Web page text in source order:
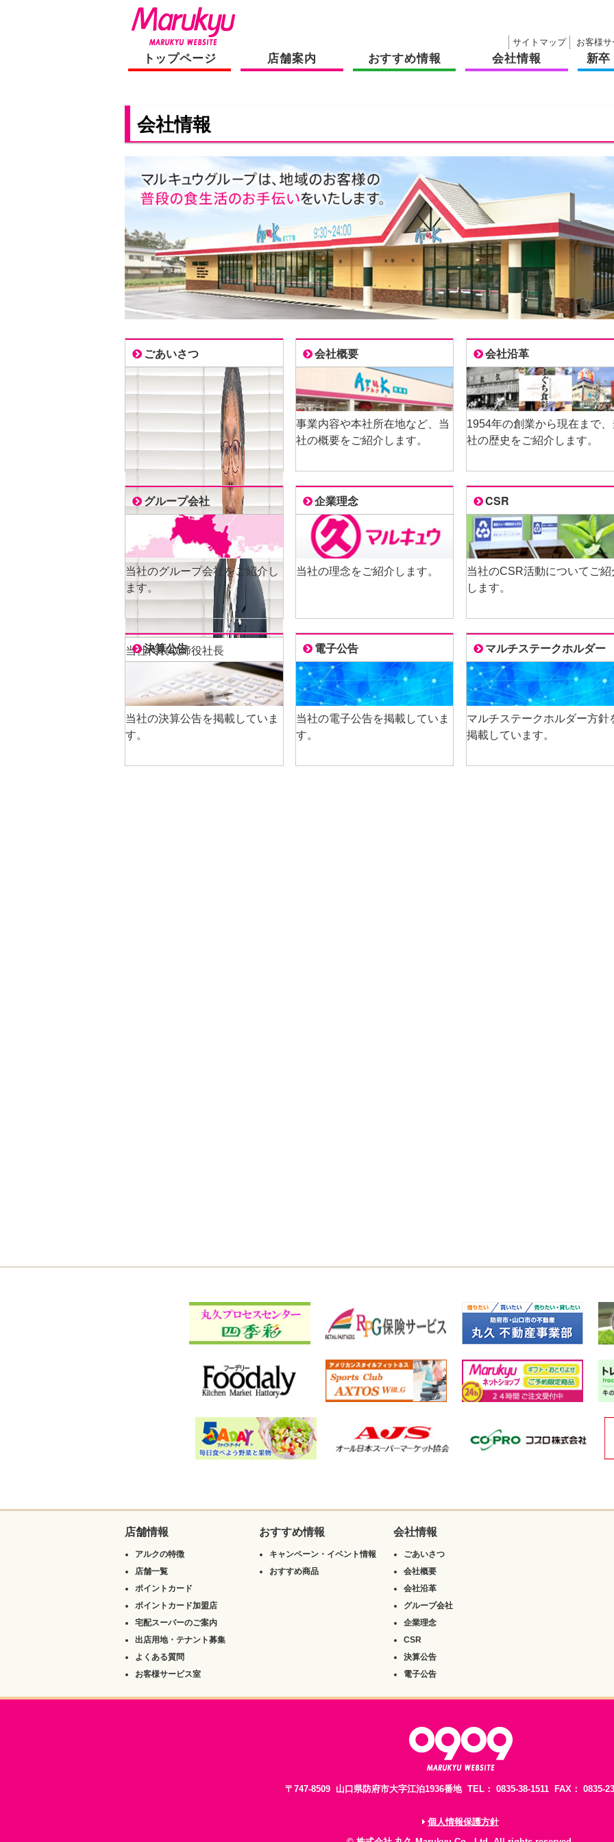
サイトマップ お客様
トップページ 店舗案内 おすすめ情報 会社情報 新卒
会社情報
ごあいさつ
当社代表取締役社長
宇佐川 浩之より皆さまへのごあ
いさつです。
会社概要
事業内容や本社所在地など、当
社の概要をご紹介します。
会社沿革
1954年の創業から現在まで、
社の歴史をご紹介します。
グループ会社
当社のグループ会社をご紹介し
ます。
企業理念
当社の理念をご紹介します。
CSR
当社のCSR活動についてご紹
します。
決算公告
当社の決算公告を掲載していま
す。
電子公告
当社の電子公告を掲載していま
す。
マルチステークホルダー
マルチステークホルダー方針
掲載しています。
店舗情報
アルクの特徴
店舗一覧
ポイントカード
ポイントカード加盟店
宅配スーパーのご案内
出店用地・テナント募集
よくある質問
お客様サービス室
おすすめ情報
キャンペーン・イベント情報
おすすめ商品
会社情報
ごあいさつ
会社概要
会社沿革
グループ会社
企業理念
CSR
決算公告
電子公告
〒747-8509 山口県防府市大字江泊1936番地 TEL： 0835-38-1511 FAX： 0835-
個人情報保護方針